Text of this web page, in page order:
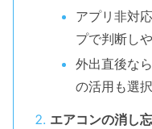
アプリ非対
プで判断し
外出直後な
の活用も選
エアコンの消し